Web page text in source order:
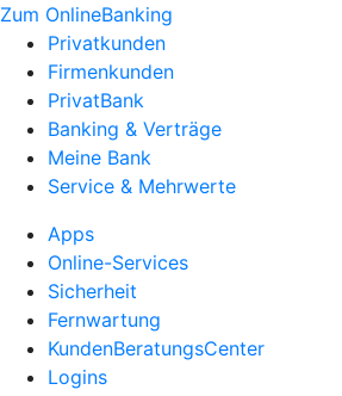
Zum OnlineBanking
Privatkunden
Firmenkunden
PrivatBank
Banking & Verträge
Meine Bank
Service & Mehrwerte
Apps
Online-Services
Sicherheit
Fernwartung
KundenBeratungsCenter
Logins